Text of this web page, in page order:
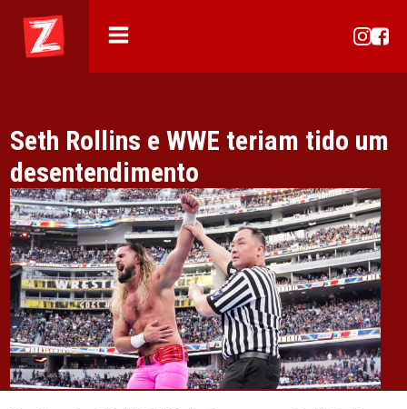
Seth Rollins e WWE teriam tido um
desentendimento